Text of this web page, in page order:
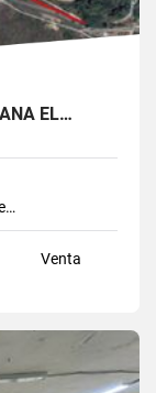
EL…
Estacionamiento
Venta